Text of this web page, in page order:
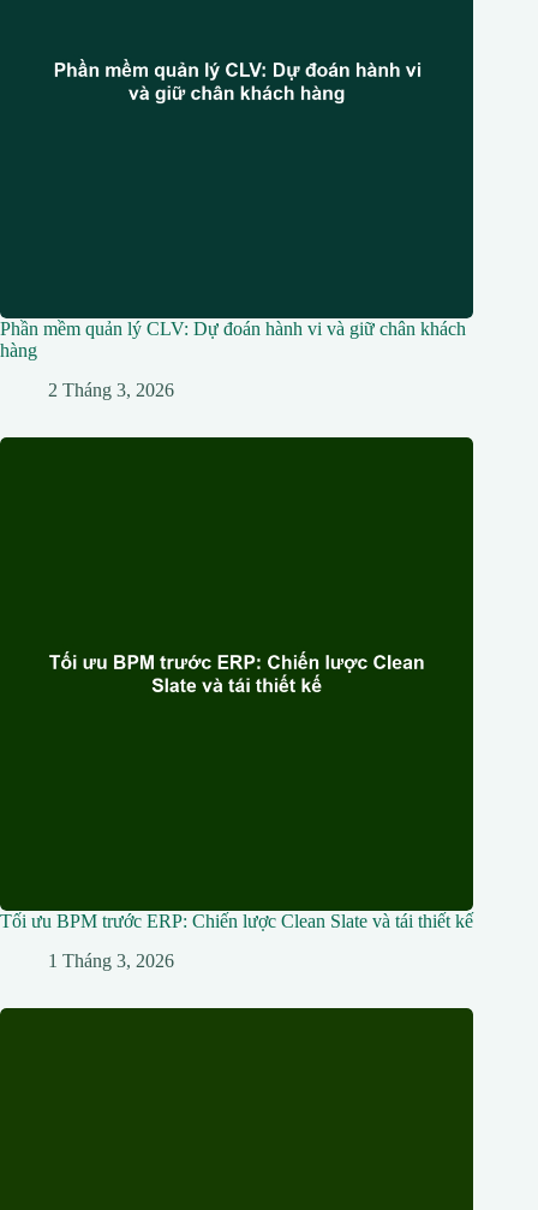
Phần mềm quản lý CLV: Dự đoán hành vi và giữ chân khách
hàng
2 Tháng 3, 2026
Tối ưu BPM trước ERP: Chiến lược Clean Slate và tái thiết kế
1 Tháng 3, 2026